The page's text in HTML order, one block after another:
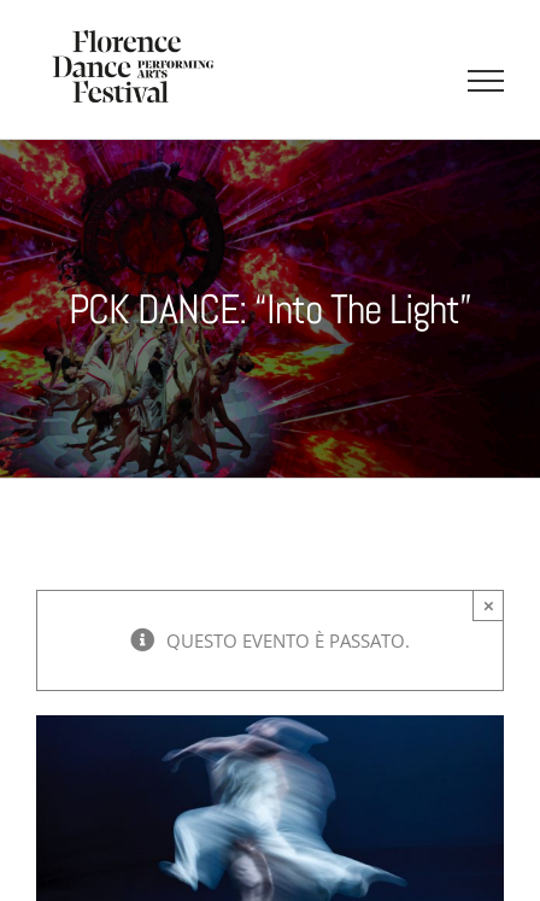
contenuto
PCK DANCE: “Into The Light”
QUESTO EVENTO È PASSATO.
×